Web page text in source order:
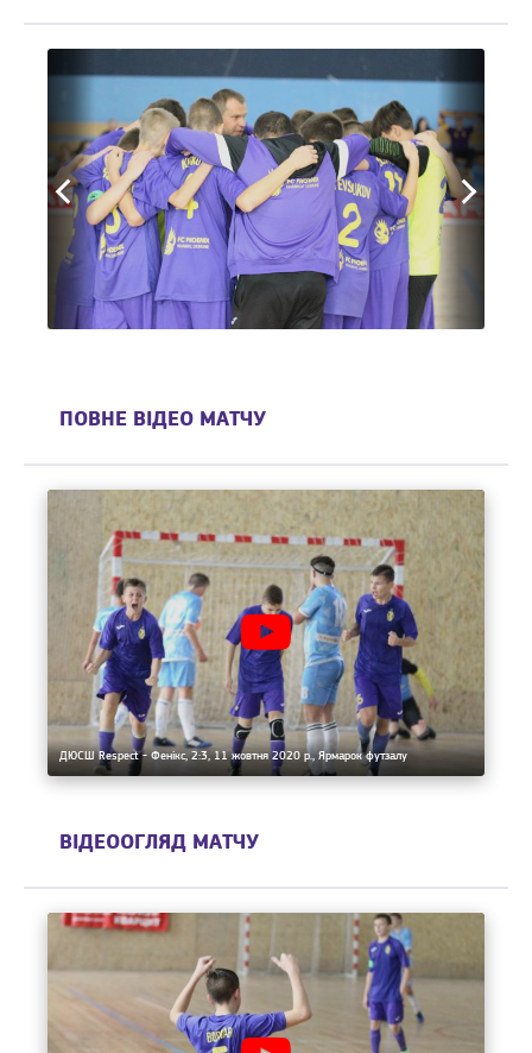
ПОВНЕ ВІДЕО МАТЧУ
ДЮСШ Respect - Фенікс, 2:3, 11 жовтня 2020 р., Ярмарок футзалу
ВІДЕООГЛЯД МАТЧУ